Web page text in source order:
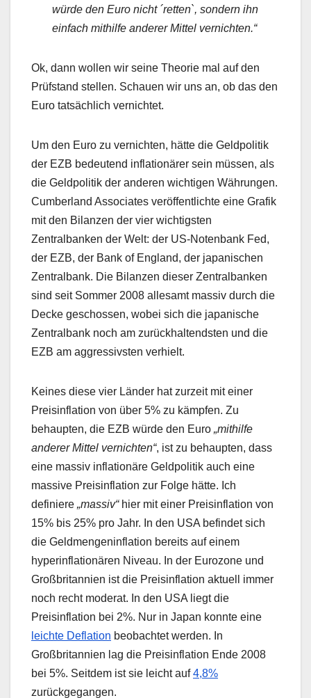
würde den Euro nicht ´retten`, sondern ihn
einfach mithilfe anderer Mittel vernichten.“
Ok, dann wollen wir seine Theorie mal auf den
Prüfstand stellen. Schauen wir uns an, ob das den
Euro tatsächlich vernichtet.
Um den Euro zu vernichten, hätte die Geldpolitik
der EZB bedeutend inflationärer sein müssen, als
die Geldpolitik der anderen wichtigen Währungen.
Cumberland Associates veröffentlichte eine Grafik
mit den Bilanzen der vier wichtigsten
Zentralbanken der Welt: der US-Notenbank Fed,
der EZB, der Bank of England, der japanischen
Zentralbank. Die Bilanzen dieser Zentralbanken
sind seit Sommer 2008 allesamt massiv durch die
Decke geschossen, wobei sich die japanische
Zentralbank noch am zurückhaltendsten und die
EZB am aggressivsten verhielt.
Keines diese vier Länder hat zurzeit mit einer
Preisinflation von über 5% zu kämpfen. Zu
behaupten, die EZB würde den Euro „mithilfe
anderer Mittel vernichten“, ist zu behaupten, dass
eine massiv inflationäre Geldpolitik auch eine
massive Preisinflation zur Folge hätte. Ich
definiere „massiv“hier mit einer Preisinflation von
15% bis 25% pro Jahr. In den USA befindet sich
die Geldmengeninflation bereits auf einem
hyperinflationären Niveau. In der Eurozone und
Großbritannien ist die Preisinflation aktuell immer
noch recht moderat. In den USA liegt die
Preisinflation bei 2%. Nur in Japan konnte eine
leichte Deflation beobachtet werden. In
Großbritannien lag die Preisinflation Ende 2008
bei 5%. Seitdem ist sie leicht auf4,8%
zurückgegangen.